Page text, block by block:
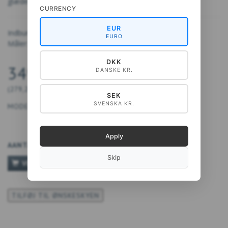
Indbundet, 250 sider.
Måler: 26 x 21 cm
349,00 DKK
MODEL: 9788794564366
AANTAL
VOEG TOE AAN WINKELWAGEN
TILFØJ TIL ØNSKESKYEN
CURRENCY
EUR
EURO
DKK
DANSKE KR.
SEK
SVENSKA KR.
Apply
Skip